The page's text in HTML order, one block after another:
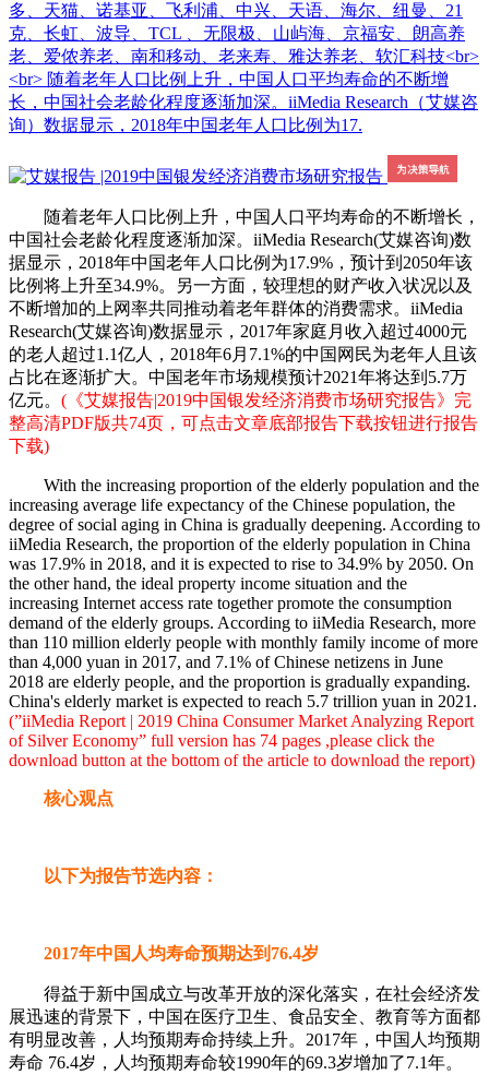
多、天猫、诺基亚、飞利浦、中兴、天语、海尔、纽曼、21
克、长虹、波导、TCL 、无限极、山屿海、京福安、朗高养
老、爱侬养老、南和移动、老来寿、雅达养老、软汇科技<br>
<br> 随着老年人口比例上升，中国人口平均寿命的不断增
长，中国社会老龄化程度逐渐加深。iiMedia Research（艾媒咨
询）数据显示，2018年中国老年人口比例为17.
随着老年人口比例上升，中国人口平均寿命的不断增长，
中国社会老龄化程度逐渐加深。iiMedia Research(艾媒咨询)数
据显示，2018年中国老年人口比例为17.9%，预计到2050年该
比例将上升至34.9%。另一方面，较理想的财产收入状况以及
不断增加的上网率共同推动着老年群体的消费需求。iiMedia
Research(艾媒咨询)数据显示，2017年家庭月收入超过4000元
的老人超过1.1亿人，2018年6月7.1%的中国网民为老年人且该
占比在逐渐扩大。中国老年市场规模预计2021年将达到5.7万
亿元。 (《艾媒报告|2019中国银发经济消费市场研究报告》完
整高清PDF版共74页，可点击文章底部报告下载按钮进行报告
下载)
With the increasing proportion of the elderly population and the
increasing average life expectancy of the Chinese population, the
degree of social aging in China is gradually deepening. According to
iiMedia Research, the proportion of the elderly population in China
was 17.9% in 2018, and it is expected to rise to 34.9% by 2050. On
the other hand, the ideal property income situation and the
increasing Internet access rate together promote the consumption
demand of the elderly groups. According to iiMedia Research, more
than 110 million elderly people with monthly family income of more
than 4,000 yuan in 2017, and 7.1% of Chinese netizens in June
2018 are elderly people, and the proportion is gradually expanding.
China's elderly market is expected to reach 5.7 trillion yuan in 2021.
(”iiMedia Report | 2019 China Consumer Market Analyzing Report
of Silver Economy” full version has 74 pages ,please click the
download button at the bottom of the article to download the report)
核心观点
以下为报告节选内容：
2017年中国人均寿命预期达到76.4岁
得益于新中国成立与改革开放的深化落实，在社会经济发
展迅速的背景下，中国在医疗卫生、食品安全、教育等方面都
有明显改善，人均预期寿命持续上升。2017年，中国人均预期
寿命 76.4岁，人均预期寿命较1990年的69.3岁增加了7.1年。